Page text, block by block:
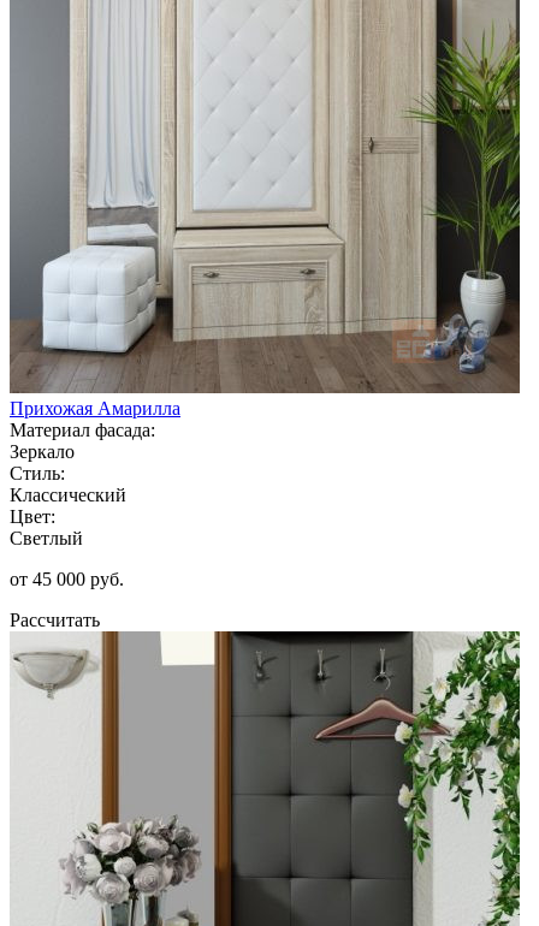
Прихожая Амарилла
Материал фасада:
Зеркало
Стиль:
Классический
Цвет:
Светлый
от 45 000 руб.
Рассчитать